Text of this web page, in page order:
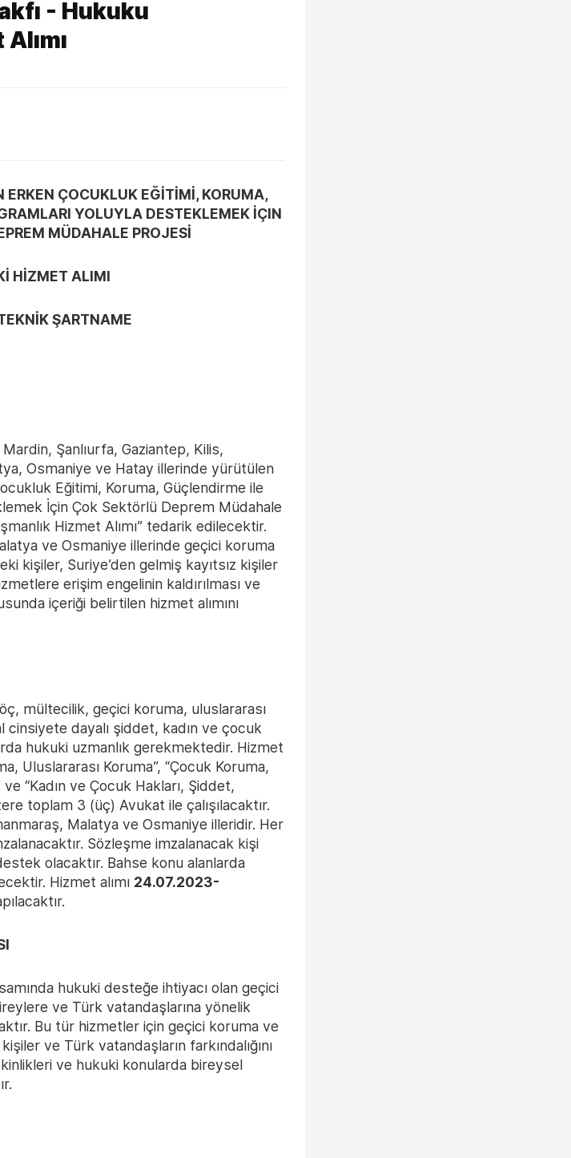
- Hukuku
ERKEN ÇOCUKLUK EĞİTİMİ, KORUMA,
YOLUYLA DESTEKLEMEK İÇIN
MÜDAHALE PROJESİ
HİZMET ALIMI
ŞARTNAME
Şanlıurfa, Gaziantep, Kilis,
Osmaniye ve Hatay illerinde yürütülen
Eğitimi, Koruma, Güçlendirme ile
İçin Çok Sektörlü Deprem Müdahale
Hizmet Alımı” tedarik edilecektir.
ve Osmaniye illerinde geçici koruma
kişiler, Suriye’den gelmiş kayıtsız kişiler
erişim engelinin kaldırılması ve
içeriği belirtilen hizmet alımını
mültecilik, geçici koruma, uluslararası
dayalı şiddet, kadın ve çocuk
hukuki uzmanlık gerekmektedir. Hizmet
Uluslararası Koruma”, “Çocuk Koruma,
“Kadın ve Çocuk Hakları, Şiddet,
toplam 3 (üç) Avukat ile çalışılacaktır.
Malatya ve Osmaniye illeridir. Her
Sözleşme imzalanacak kişi
olacaktır. Bahse konu alanlarda
Hizmet alımı 24.07.2023-
hukuki desteğe ihtiyacı olan geçici
ve Türk vatandaşlarına yönelik
Bu tür hizmetler için geçici koruma ve
ve Türk vatandaşların farkındalığını
ve hukuki konularda bireysel